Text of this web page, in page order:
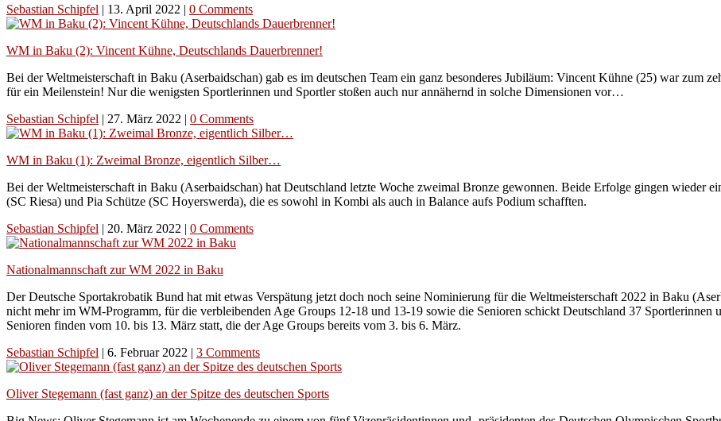
Sebastian Schipfel | 13. April 2022 | 0 Comments
WM in Baku (2): Vincent Kühne, Deutschlands Dauerbrenner!
Bei der Weltmeisterschaft in Baku (Aserbaidschan) gab es im deutschen Team ein ganz besonderes Jubiläum: Vincent Kühne (25) war zum
für ein Meilenstein! Nur die wenigsten Sportlerinnen und Sportler stoßen auch nur annähernd in solche Dimensionen vor…
Sebastian Schipfel | 27. März 2022 | 0 Comments
WM in Baku (1): Zweimal Bronze, eigentlich Silber…
Bei der Weltmeisterschaft in Baku (Aserbaidschan) hat Deutschland letzte Woche zweimal Bronze gewonnen. Beide Erfolge gingen wieder
(SC Riesa) und Pia Schütze (SC Hoyerswerda), die es sowohl in Kombi als auch in Balance aufs Podium schafften.
Sebastian Schipfel | 20. März 2022 | 0 Comments
Nationalmannschaft zur WM 2022 in Baku
Der Deutsche Sportakrobatik Bund hat mit etwas Verspätung jetzt doch noch seine Nominierung für die Weltmeisterschaft 2022 in Baku
nicht mehr im WM-Programm, für die verbleibenden Age Groups 12-18 und 13-19 sowie die Senioren schickt Deutschland 37
Senioren finden vom 10. bis 13. März statt, die der Age Groups bereits vom 3. bis 6. März.
Sebastian Schipfel | 6. Februar 2022 | 3 Comments
Oliver Stegemann (fast ganz) an der Spitze des deutschen Sports